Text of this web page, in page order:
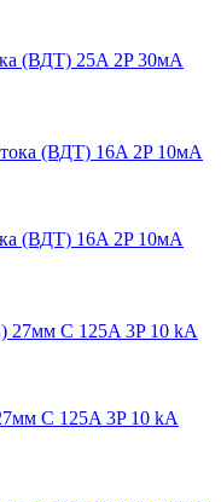
(ВДТ) 25A 2P 30мА
(ВДТ) 16A 2P 10мА
C 125A 3P 10 kA